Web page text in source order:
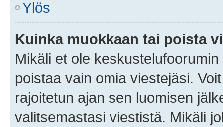
Ylös
Kuinka muokkaan tai poista
Mikäli et ole
poistaa vain omia viestejäsi.
rajoitetun ajan sen luomisen
valitsemastasi viestistä. Mikäli